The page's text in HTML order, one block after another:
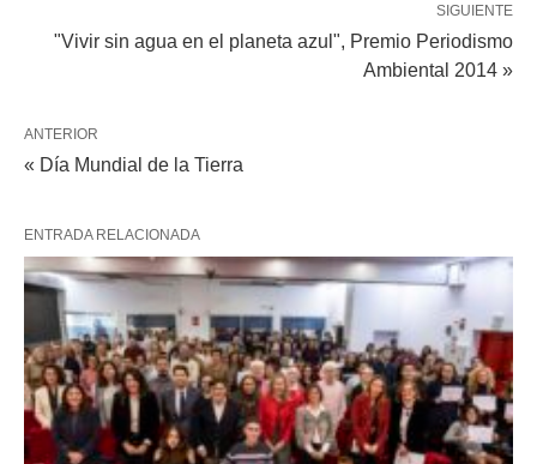
SIGUIENTE
"Vivir sin agua en el planeta azul", Premio Periodismo
Ambiental 2014 »
ANTERIOR
« Día Mundial de la Tierra
ENTRADA RELACIONADA